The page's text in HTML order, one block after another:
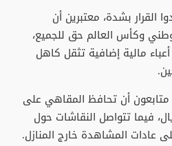
القرار بشدة، معتبرين أن
وكأس العالم حق للجميع،
مالية إضافية تثقل كاهل
متابعون أن تحافظ المقاهي على
فيما تتواصل النقاشات حول
عادات المشاهدة خارج المنازل.